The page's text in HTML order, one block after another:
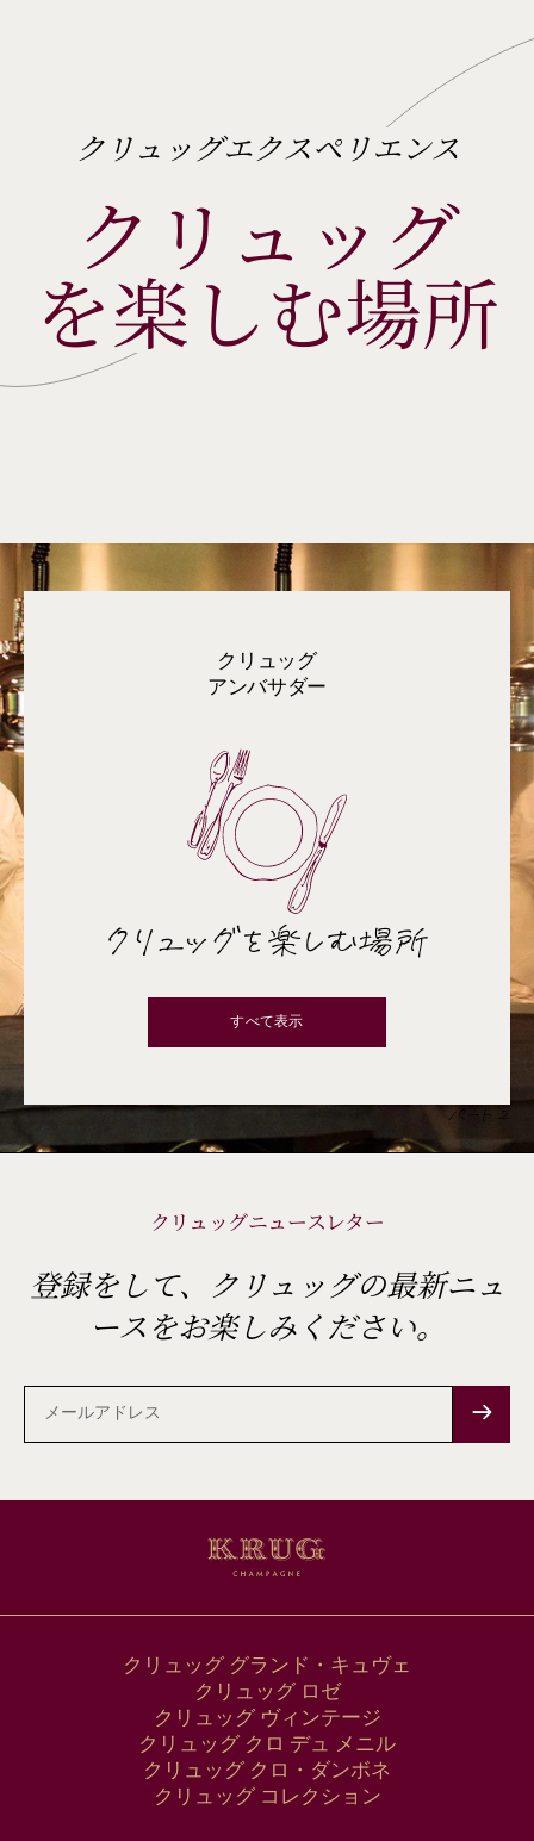
クリュッグエクスペリエンス
クリュッグ
を楽しむ場所
クリュッグ
アンバサダー
クリュッグを楽しむ場所
すべて表示
パート 2
クリュッグニュースレター
登録をして、クリュッグの最新ニュ
ースをお楽しみください。
メ
ー
ル
ア
ド
クリュッグ グランド・キュヴェ
クリュッグ ロゼ
クリュッグ ヴィンテージ
クリュッグ クロ デュ メニル
クリュッグ クロ・ダンボネ
クリュッグ コレクション